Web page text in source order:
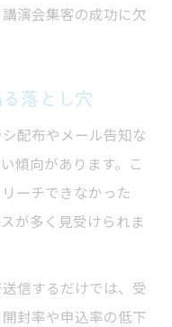
た講演会運営
営ノウハウ
の新常識
イント
ータ比較
運営術
上の工夫
演会集客の成功に欠
落とし穴
配布やメール告知な
傾向があります。こ
ーチできなかった
が多く見受けられま
信するだけでは、受
封率や申込率の低下